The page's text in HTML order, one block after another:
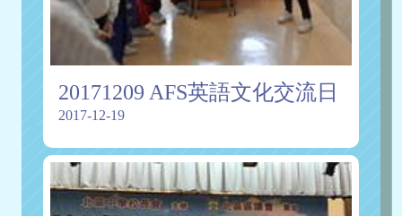
20171209 AFS英語文化交流日
2017-12-19